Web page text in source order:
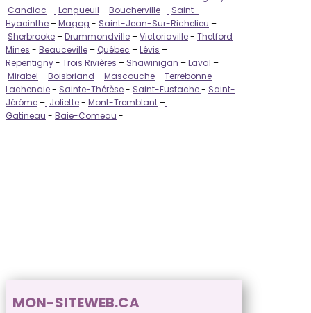
Candiac – Longueuil –Boucherville- Saint-
Hyacinthe –Magog - Saint-Jean-Sur-Richelieu –
Sherbrooke –Drummondville –Victoriaville- Thetford
Mines - Beauceville – Québec –Lévis –
Repentigny- Trois Rivières – Shawinigan –Laval –
Mirabel –Boisbriand –Mascouche –Terrebonne –
Lachenaie- Sainte-Thérèse- Saint-Eustache- Saint-
Jérôme – Joliette- Mont-Tremblant –
Gatineau - Baie-Comeau -
MON-SITEWEB.CA